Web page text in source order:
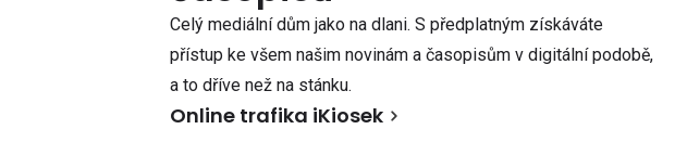
Celý mediální dům jako na dlani. S předplatným získáváte
přístup ke všem našim novinám a časopisům v digitální podobě,
a to dříve než na stánku.
Online trafika iKiosek